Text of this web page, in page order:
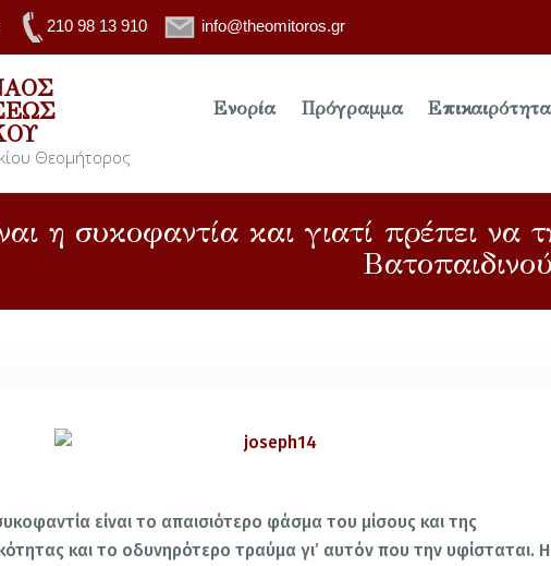
210 98 13 910 info@theomitoros.gr
Θεομήτορος
Ενορία Πρόγραμμα Επικαιρότητα
η συκοφαντία και γιατί πρέπει
είναι το απαισιότερο φάσμα του μίσους και της
και το οδυνηρότερο τραύμα γι’ αυτόν που την υφίσταται. Η